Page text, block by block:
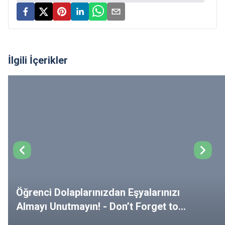
İlgili İçerikler
Öğrenci Dolaplarınızdan Eşyalarınızı
Almayı Unutmayın! - Don’t Forget to